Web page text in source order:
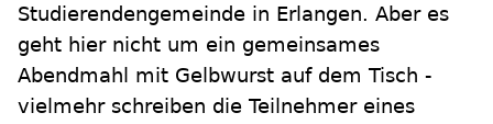
Studierendengemeinde in Erlangen. Aber es
geht hier nicht um ein gemeinsames
Abendmahl mit Gelbwurst auf dem Tisch -
vielmehr schreiben die Teilnehmer eines